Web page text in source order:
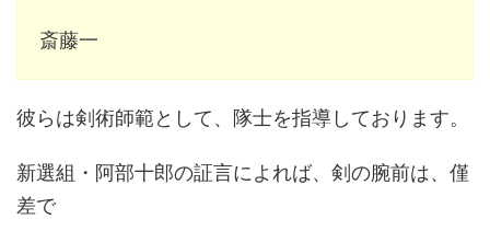
斎藤一
彼らは剣術師範として、隊士を指導しております。
新選組・阿部十郎の証言によれば、剣の腕前は、僅
差で